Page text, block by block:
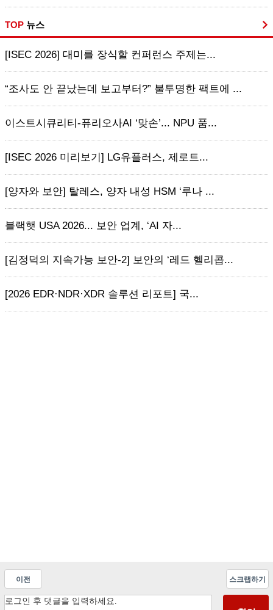
TOP 뉴스
[ISEC 2026] 대미를 장식할 컨퍼런스 주제는...
“조사도 안 끝났는데 보고부터?” 불투명한 팩트에 ...
이스트시큐리티-퓨리오사AI ‘맞손’... NPU 품...
[ISEC 2026 미리보기] LG유플러스, 제로트...
[양자와 보안] 탈레스, 양자 내성 HSM ‘루나 ...
블랙햇 USA 2026... 보안 업계, ‘AI 자...
[김정덕의 지속가능 보안-2] 보안의 ‘레드 헬리콥...
[2026 EDR·NDR·XDR 솔루션 리포트] 국...
이전 스크랩하기